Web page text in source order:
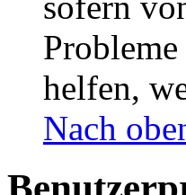
helfen,
Nach